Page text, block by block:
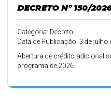
DECRETO Nº 150/
Categoria: Decreto
Data de Publicação: 3 de julho
Abertura de crédito adicional
programa de 2026.